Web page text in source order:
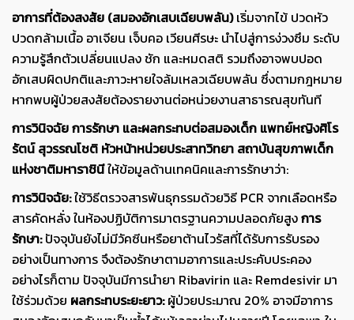
อาการที่ต้องสงสัย (สมองอักเสบเฉียบพลัน)เริ่มจากไข้ ปวดหัว
ปวดกล้ามเนื้อ อาเจียน เจ็บคอ เวียนศีรษะ นำไปสู่การง่วงซึม ระดับ
ความรู้สึกตัวเปลี่ยนแปลง ชัก และหมดสติ รวมถึงอาจพบปอด
อักเสบผิดปกติและภาวะหายใจล้มเหลวเฉียบพลัน ซึ่งตามกฎหมาย
หากพบผู้ป่วยสงสัยต้องรายงานต่อหน่วยงานสาธารณสุขทันที
การวินิจฉัย การรักษา และผลกระทบต่อสมองเด็ก แพทย์หญิงศิโร
รัตน์ สุวรรณโชติ หัวหน้าหน่วยประสาทวิทยา สถาบันสุขภาพเด็ก
แห่งชาติมหาราชินีให้ข้อมูลด้านเทคนิคและการรักษาว่า:
การวินิจฉัย:ใช้วิธีตรวจสารพันธุกรรมด้วยวิธี PCR จากเลือดหรือ
สารคัดหลั่ง ในห้องปฏิบัติการมาตรฐานความปลอดภัยสูงการ
รักษา:ปัจจุบันยังไม่มีวัคซีนหรือยาต้านไวรัสที่ได้รับการรับรอง
อย่างเป็นทางการ จึงต้องรักษาตามอาการและประคับประคอง
อย่างไรก็ตาม ปัจจุบันมีการนำยา Ribavirin และ Remdesivir มา
ใช้ร่วมด้วย ผลกระทบระยะยาว:ผู้ป่วยประมาณ 20% อาจมีอาการ